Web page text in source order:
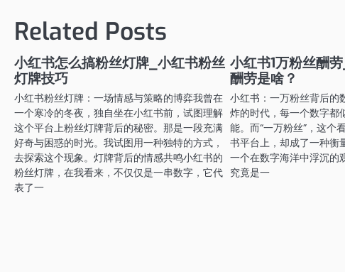
导
航
Related Posts
小红书怎么搞粉丝灯牌_小红书粉丝
灯牌技巧
小红书粉丝灯牌：一场情感与策略的博弈我曾在
一个寒冷的冬夜，独自坐在小红书前，试图理解
这个平台上粉丝灯牌背后的秘密。那是一段充满
好奇与困惑的时光。我试图用一种独特的方式，
去探索这个现象。灯牌背后的情感共鸣小红书的
粉丝灯牌，在我看来，不仅仅是一串数字，它代
表了一
小红书1万粉丝酬
酬劳是啥？
小红书：一万粉丝背后的
炸的时代，每一个数字都
能。而“一万粉丝”，这个
书平台上，却成了一种衡
一个在数字海洋中浮沉的
究竟是一